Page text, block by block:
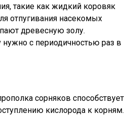
такие как жидкий коровяк
отпугивания насекомых
древесную золу.
с периодичностью раз в
сорняков способствует
кислорода к корням.